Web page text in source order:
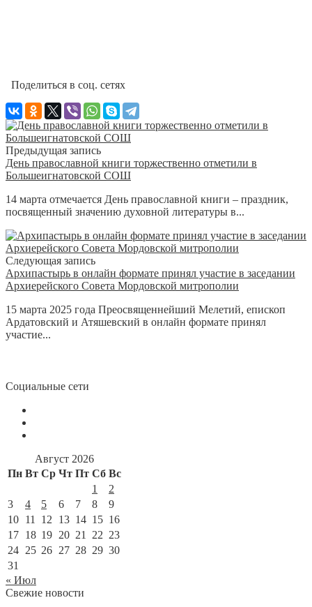
Поделиться в соц. сетях
Предыдущая запись
День православной книги торжественно отметили в
Большеигнатовской СОШ
14 марта отмечается День православной книги – праздник,
посвященный значению духовной литературы в...
Следующая запись
Архипастырь в онлайн формате принял участие в заседании
Архиерейского Совета Мордовской митрополии
15 марта 2025 года Преосвященнейший Мелетий, епископ
Ардатовский и Атяшевский в онлайн формате принял
участие...
Социальные сети
Август 2026
Пн Вт Ср Чт Пт Сб Вс
1
2
3
4 5 6 7 8
9
10 11 12 13 14 15 16
17 18 19 20 21 22 23
24 25 26 27 28 29 30
31
« Июл
Свежие новости